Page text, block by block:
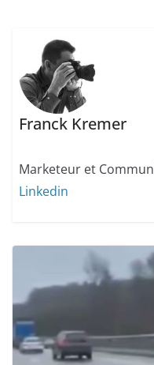
Franck Kremer
Marketeur et
Linkedin